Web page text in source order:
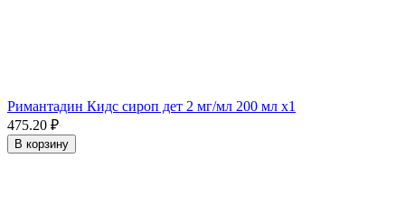
Римантадин Кидс сироп дет 2 мг/мл 200 мл x1
475.20 ₽
В корзину